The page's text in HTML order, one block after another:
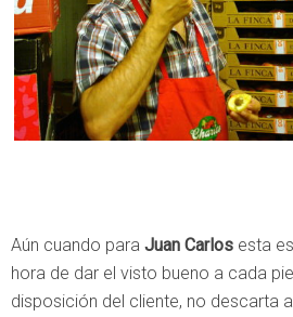
Aún cuando para Juan Carlos esta es
hora de dar el visto bueno a cada
disposición del cliente, no descarta